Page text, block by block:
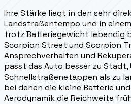
Ihre Stärke liegt in den sehr
Landstraßentempo und in einem
trotz Batteriegewicht lebendig
Scorpion Street und Scorpion
Ansprechverhalten und
passt das Auto besser zu Stadt,
Schnellstraßenetappen als zu
bei denen die kleine Batterie
Aerodynamik die Reichweite